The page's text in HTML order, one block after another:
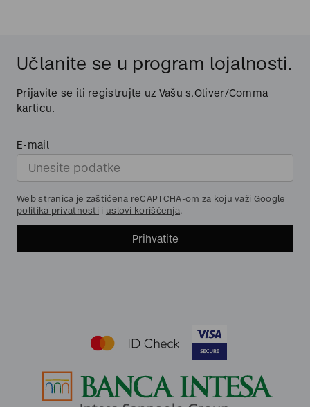
Učlanite se u program lojalnosti.
Prijavite se ili registrujte uz Vašu s.Oliver/Comma
karticu.
E-mail
Web stranica je zaštićena reCAPTCHA-om za koju važi Google
politika privatnosti i uslovi korišćenja.
Prihvatite